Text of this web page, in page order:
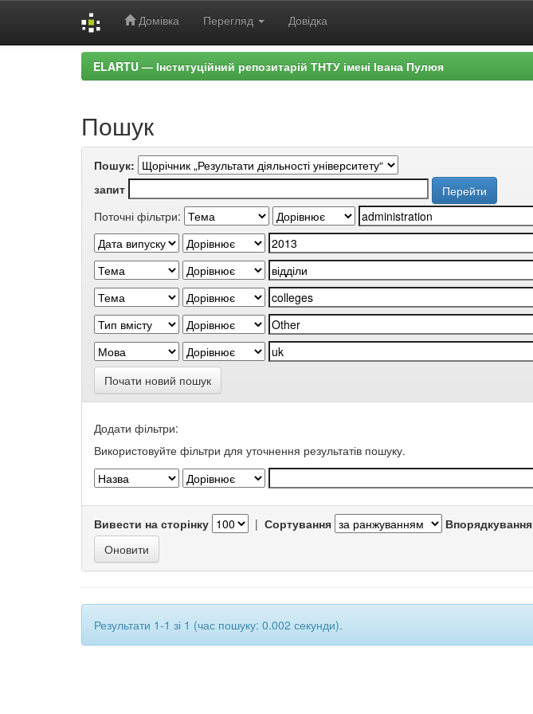
Домівка Перегляд Довідка
ELARTU — Інституційний репозитарій ТНТУ імені Івана Пулюя
Пошук
Пошук:
запит
Поточні фільтри:
Почати новий пошук
Додати фільтри:
Використовуйте фільтри для уточнення результатів пошуку.
Вивести на сторінку | Сортування Впорядкування
Результати 1-1 зі 1 (час пошуку: 0.002 секунди).